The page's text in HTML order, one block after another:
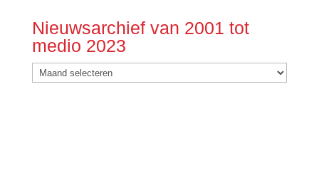
Nieuwsarchief van 2001 tot
medio 2023
Nieuwsarchief
van